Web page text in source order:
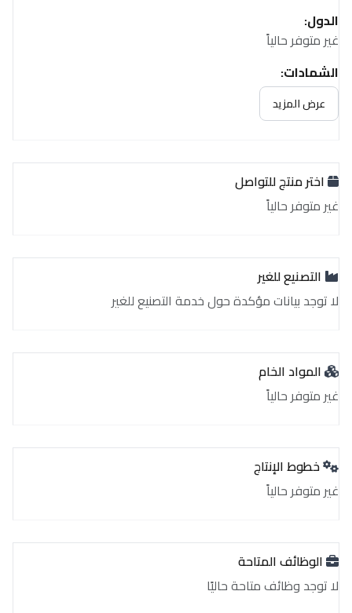
الدول:
غير متوفر حالياً
الشهادات:
غير متوفر حالياً
عرض المزيد
اختر منتج للتواصل
غير متوفر حالياً
التصنيع للغير
لا توجد بيانات مؤكدة حول خدمة التصنيع للغير
المواد الخام
غير متوفر حالياً
خطوط الإنتاج
غير متوفر حالياً
الوظائف المتاحة
لا توجد وظائف متاحة حاليًا